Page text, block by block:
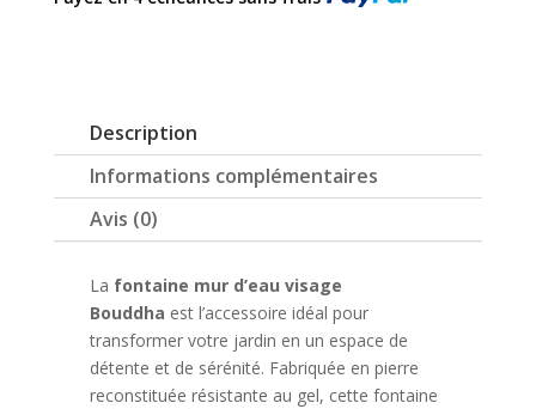
Description
Informations complémentaires
Avis (0)
La fontaine mur d’eau visage
Bouddha est l’accessoire idéal pour
transformer votre jardin en un espace de
détente et de sérénité. Fabriquée en pierre
reconstituée résistante au gel, cette fontaine